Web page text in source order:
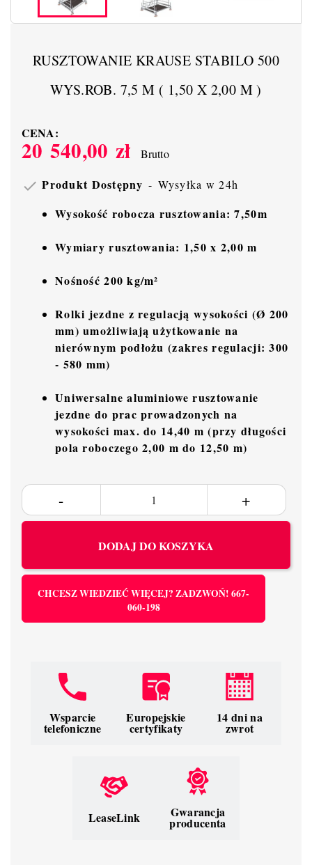
RUSZTOWANIE KRAUSE STABILO 500
WYS.ROB. 7,5 M ( 1,50 X 2,00 M )
CENA:
20 540,00 zł Brutto
 Produkt Dostępny Wysyłka w 24h
Wysokość robocza rusztowania: 7,50m
Wymiary rusztowania: 1,50 x 2,00 m
Nośność 200 kg/m²
Rolki jezdne z regulacją wysokości (Ø 200
mm) umożliwiają użytkowanie na
nierównym podłożu (zakres regulacji: 300
- 580 mm)
Uniwersalne aluminiowe rusztowanie
jezdne do prac prowadzonych na
wysokości max. do 14,40 m (przy długości
pola roboczego 2,00 m do 12,50 m)
DODAJ DO KOSZYKA
CHCESZ WIEDZIEĆ WIĘCEJ? ZADZWOŃ! 667-
060-198
Wsparcie
telefoniczne
Europejskie
certyfikaty
14 dni na
zwrot
LeaseLink Gwarancja
producenta